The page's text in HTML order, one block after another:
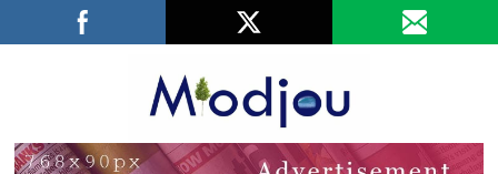
Facebook
LinkedIn